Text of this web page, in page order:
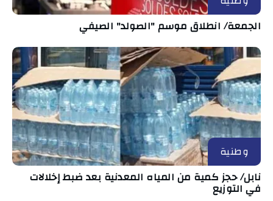
الجمعة/ انطلاق موسم "الصولد" الصيفي
وطنية
نابل/ حجز كمية من المياه المعدنية بعد ضبط إخلالات
في التوزيع